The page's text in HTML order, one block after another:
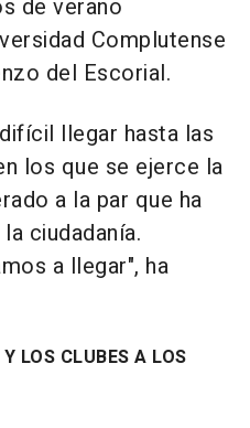
de verano
Complutense
del Escorial.
llegar hasta las
los que se ejerce la
a la par que ha
ciudadanía.
a llegar", ha
LOS CLUBES A LOS